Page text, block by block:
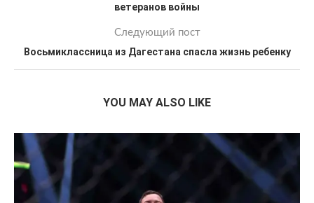
ветеранов войны
Следующий пост
Восьмиклассница из Дагестана спасла жизнь ребенку
YOU MAY ALSO LIKE